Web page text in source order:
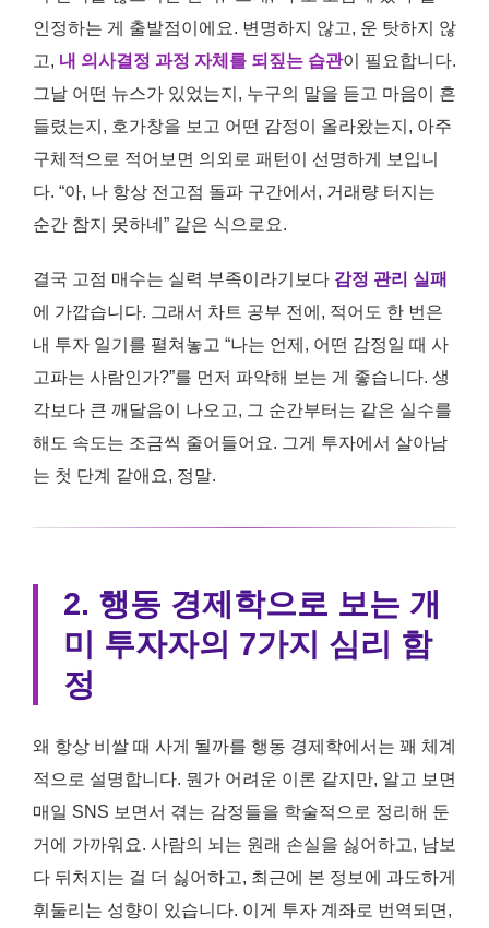
인정하는 게 출발점이에요. 변명하지 않고, 운 탓하지 않
고, 내 의사결정 과정 자체를 되짚는 습관이 필요합니다.
그날 어떤 뉴스가 있었는지, 누구의 말을 듣고 마음이 흔
들렸는지, 호가창을 보고 어떤 감정이 올라왔는지, 아주
구체적으로 적어보면 의외로 패턴이 선명하게 보입니
다. “아, 나 항상 전고점 돌파 구간에서, 거래량 터지는
순간 참지 못하네” 같은 식으로요.
결국 고점 매수는 실력 부족이라기보다 감정 관리 실패
에 가깝습니다. 그래서 차트 공부 전에, 적어도 한 번은
내 투자 일기를 펼쳐놓고 “나는 언제, 어떤 감정일 때 사
고파는 사람인가?”를 먼저 파악해 보는 게 좋습니다. 생
각보다 큰 깨달음이 나오고, 그 순간부터는 같은 실수를
해도 속도는 조금씩 줄어들어요. 그게 투자에서 살아남
는 첫 단계 같애요, 정말.
2. 행동 경제학으로 보는 개
미 투자자의 7가지 심리 함
정
왜 항상 비쌀 때 사게 될까를 행동 경제학에서는 꽤 체계
적으로 설명합니다. 뭔가 어려운 이론 같지만, 알고 보면
매일 SNS 보면서 겪는 감정들을 학술적으로 정리해 둔
거에 가까워요. 사람의 뇌는 원래 손실을 싫어하고, 남보
다 뒤처지는 걸 더 싫어하고, 최근에 본 정보에 과도하게
휘둘리는 성향이 있습니다. 이게 투자 계좌로 번역되면,